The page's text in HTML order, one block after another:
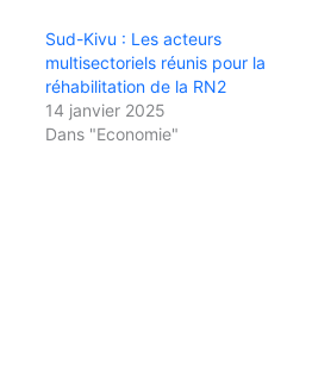
Sud-Kivu : Les acteurs
multisectoriels réunis pour la
réhabilitation de la RN2
14 janvier 2025
Dans "Economie"